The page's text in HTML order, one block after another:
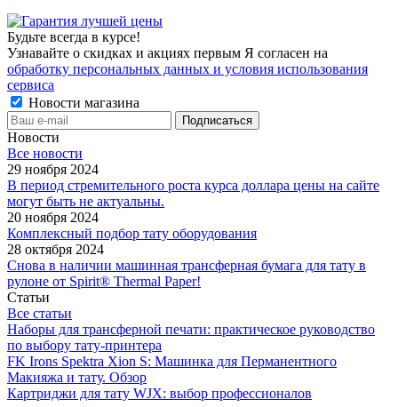
Будьте всегда в курсе!
Узнавайте о скидках и акциях первым Я согласен на
обработку персональных данных и условия использования
сервиса
Новости магазина
Новости
Все новости
29 ноября 2024
В период стремительного роста курса доллара цены на сайте
могут быть не актуальны.
20 ноября 2024
Комплексный подбор тату оборудования
28 октября 2024
Снова в наличии машинная трансферная бумага для тату в
рулоне от Spirit® Thermal Paper!
Статьи
Все статьи
Наборы для трансферной печати: практическое руководство
по выбору тату‑принтера
FK Irons Spektra Xion S: Машинка для Перманентного
Макияжа и тату. Обзор
Картриджи для тату WJX: выбор профессионалов